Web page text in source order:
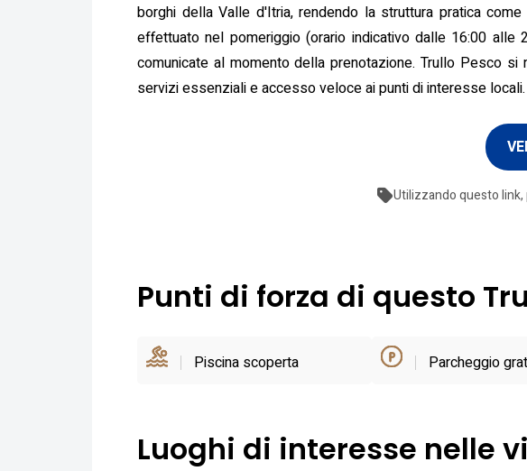
borghi della Valle d'Itria, rendendo la struttura pratica
effettuato nel pomeriggio (orario indicativo dalle 16:00
comunicate al momento della prenotazione. Trullo Pesco
servizi essenziali e accesso veloce ai punti di interesse locali.
Utilizzando questo
Punti di forza di questo
Piscina scoperta Parcheggio
Luoghi di interesse nelle